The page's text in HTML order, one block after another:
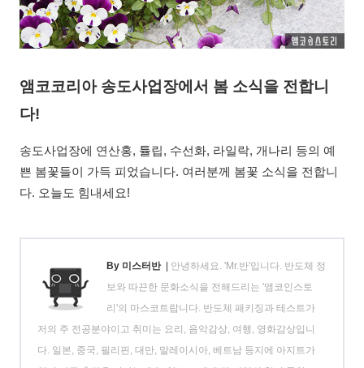
앰코코리아 송도사업장에서 봄 소식을 전합니
다!
송도사업장에 연산홍, 튤립, 수선화, 라일락, 개나리 등의 예
쁜 봄꽃들이 가득 피었습니다. 여러분께 봄꽃 소식을 전합니
다. 오늘도 힘내세요!
By 미스터반 | 안녕하세요. 'Mr.반'입니다. 반도체 정
보와 따끈한 문화소식을 전해드리는 '앰코인스토
리'의 마스코트랍니다. 반도체 패키징과 테스트가
저의 주 전공분야이고 취미는 요리, 음악감상, 여행, 영화감상입니
다. 일본, 중국, 필리핀, 대만, 말레이시아, 베트남 등지에 아지트가